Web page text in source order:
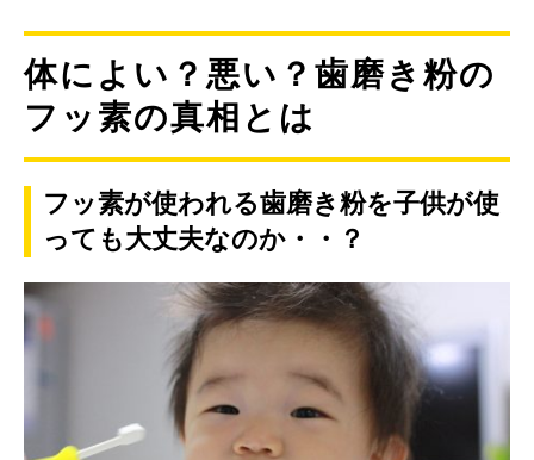
体によい？悪い？歯磨き粉の
フッ素の真相とは
フッ素が使われる歯磨き粉を子供が使
っても大丈夫なのか・・？